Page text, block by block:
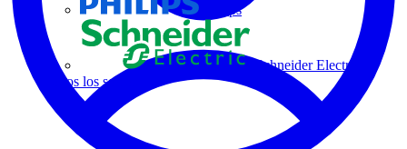
Philips
Schneider Electric
Todos los socios